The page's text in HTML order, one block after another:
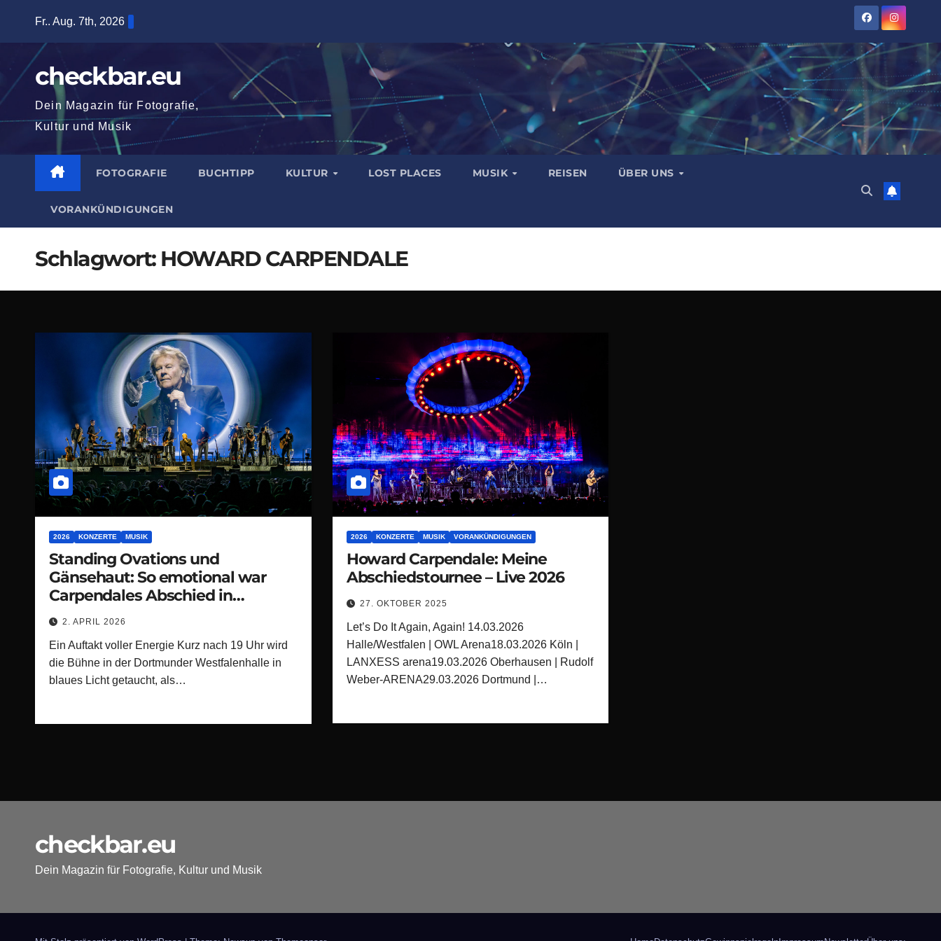
springen
Fr.. Aug. 7th, 2026
checkbar.eu
Dein Magazin für Fotografie,
Kultur und Musik
FOTOGRAFIE BUCHTIPP KULTUR LOST PLACES MUSIK REISEN ÜBER UNS
VORANKÜNDIGUNGEN
Schlagwort: HOWARD CARPENDALE
2026 KONZERTE MUSIK
Standing Ovations und
Gänsehaut: So emotional war
Carpendales Abschied in
Dortmund
2. APRIL 2026
Ein Auftakt voller Energie Kurz nach 19 Uhr wird
die Bühne in der Dortmunder Westfalenhalle in
blaues Licht getaucht, als…
2026 KONZERTE MUSIK VORANKÜNDIGUNGEN
Howard Carpendale: Meine
Abschiedstournee – Live 2026
27. OKTOBER 2025
Let’s Do It Again, Again! 14.03.2026
Halle/Westfalen | OWL Arena18.03.2026 Köln |
LANXESS arena19.03.2026 Oberhausen | Rudolf
Weber-ARENA29.03.2026 Dortmund |…
checkbar.eu
Dein Magazin für Fotografie, Kultur und Musik